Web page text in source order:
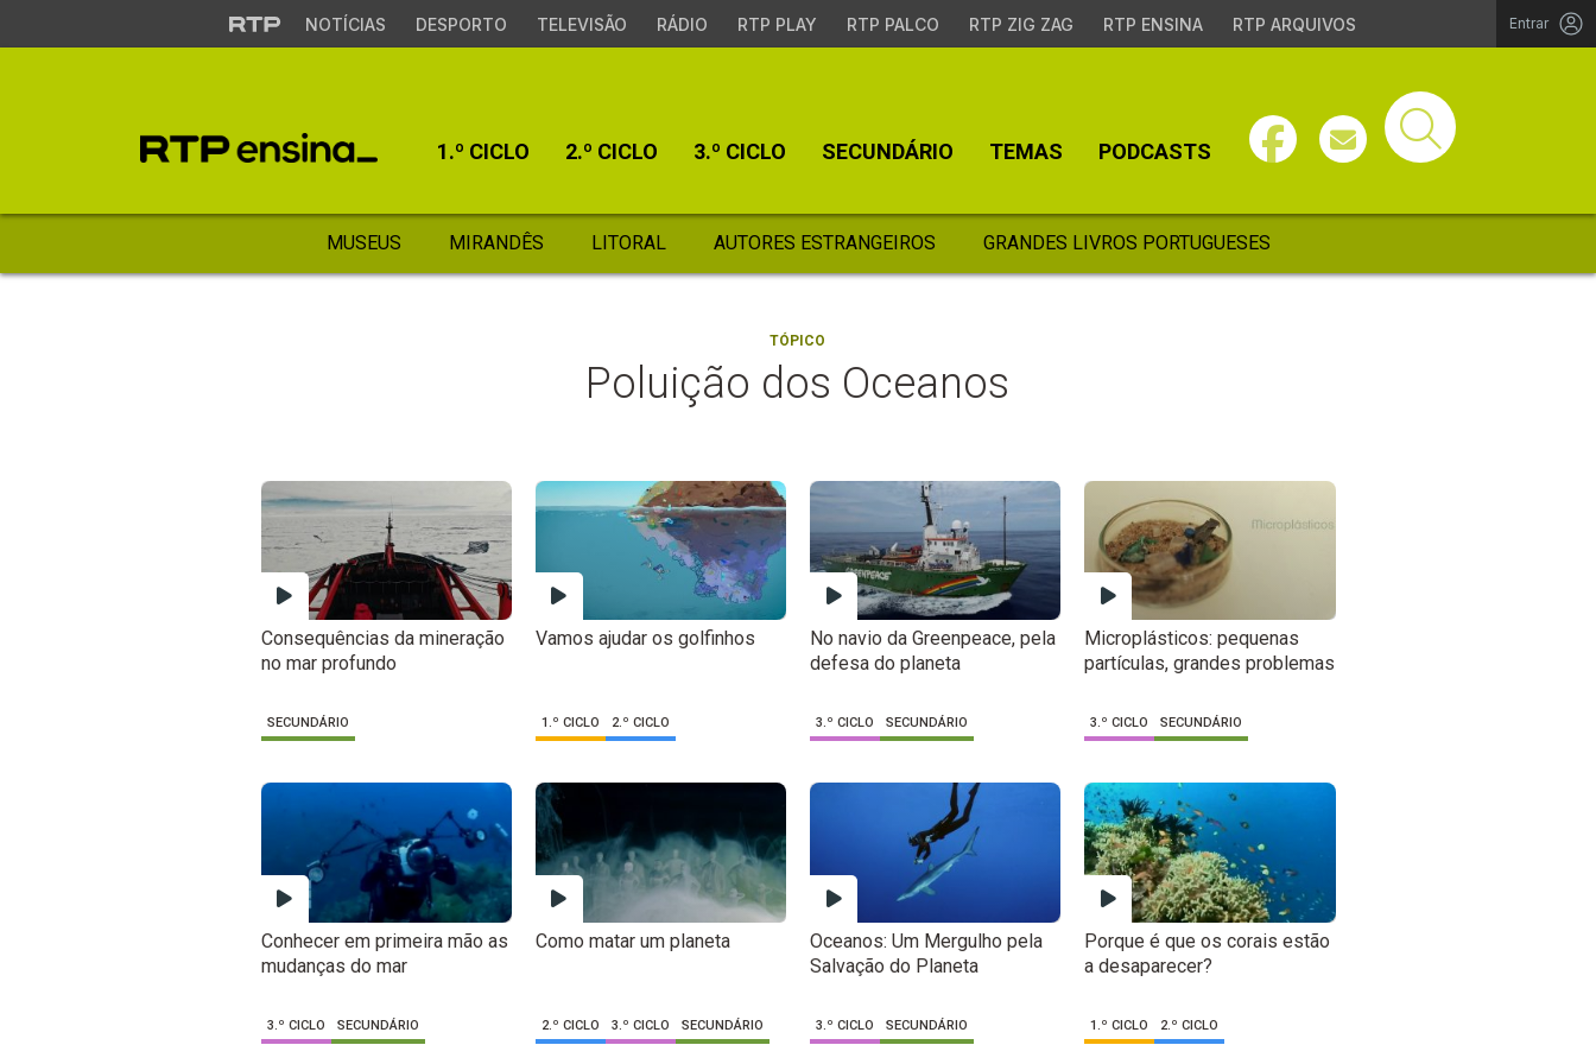
NOTÍCIAS DESPORTO TELEVISÃO RÁDIO RTP PLAY RTP PALCO RTP ZIG ZAG RTP ENSINA RTP ARQUIVOS Entrar
1.º CICLO 2.º CICLO 3.º CICLO SECUNDÁRIO TEMAS PODCASTS
MUSEUS MIRANDÊS LITORAL AUTORES ESTRANGEIROS GRANDES LIVROS PORTUGUESES
TÓPICO
Poluição dos Oceanos
Consequências da mineração
no mar profundo
SECUNDÁRIO
Vamos ajudar os golfinhos
1.º CICLO 2.º CICLO
No navio da Greenpeace, pela
defesa do planeta
3.º CICLO SECUNDÁRIO
Microplásticos: pequenas
partículas, grandes problemas
3.º CICLO SECUNDÁRIO
Conhecer em primeira mão as
mudanças do mar
3.º CICLO SECUNDÁRIO
Como matar um planeta
2.º CICLO 3.º CICLO SECUNDÁRIO
Oceanos: Um Mergulho pela
Salvação do Planeta
3.º CICLO SECUNDÁRIO
Porque é que os corais estão
a desaparecer?
1.º CICLO 2.º CICLO